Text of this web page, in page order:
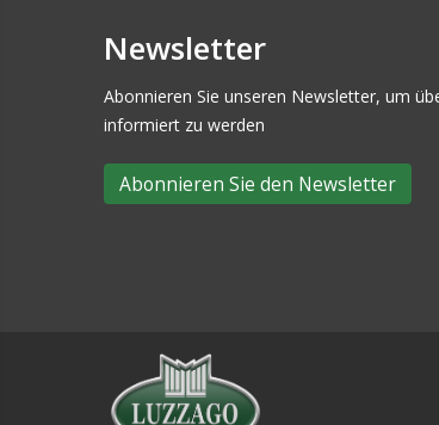
Newsletter
Abonnieren Sie unseren Newsletter, um
informiert zu werden
Abonnieren Sie den Newsletter